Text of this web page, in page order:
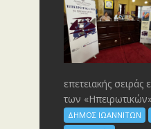
επετειακής
των
ΔΗΜΟΣ ΙΩΑΝΝΙΤΩΝ